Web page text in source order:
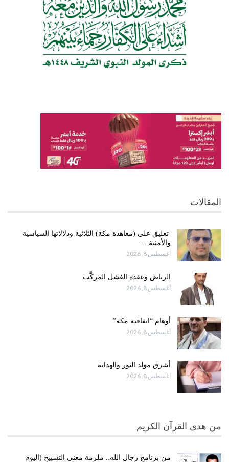
المقالات
تعليق على (معاهدة مكة) الثلاثية ودلالاتها السياسية
والأمنية…
أغسطس 8, 2026
الرياض وعقدة الفشل المركَّب
أغسطس 8, 2026
أوهام “اتفاقية مكة”
أغسطس 8, 2026
أشرق مولد النور والهداية
أغسطس 8, 2026
من هدى القرآن الكريم
من برنامج رجال الله.. ملزمة معنى التسبيح (اليوم